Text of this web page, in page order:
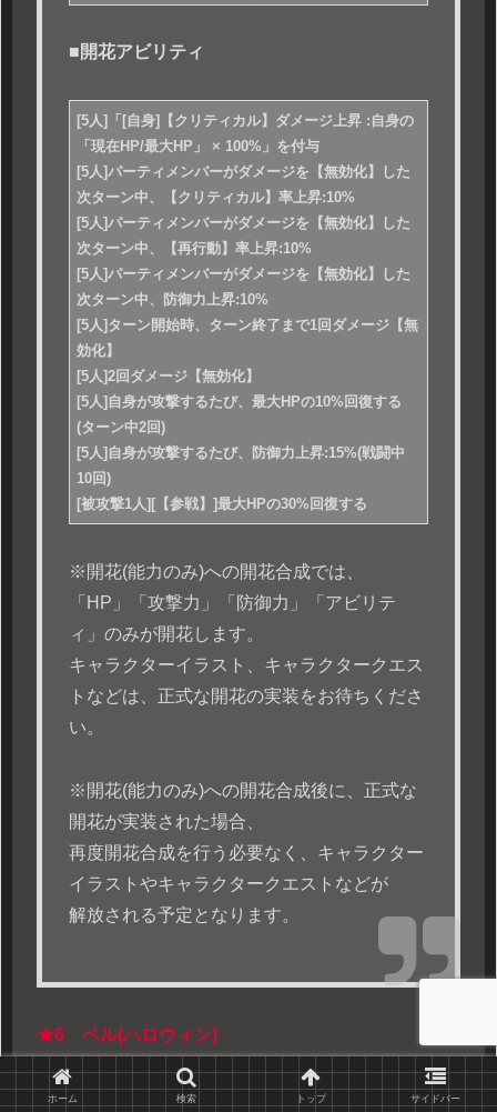
■開花アビリティ
[5人]「[自身]【クリティカル】ダメージ上昇 :自身の
「現在HP/最大HP」 × 100%」を付与
[5人]パーティメンバーがダメージを【無効化】した
次ターン中、【クリティカル】率上昇:10%
[5人]パーティメンバーがダメージを【無効化】した
次ターン中、【再行動】率上昇:10%
[5人]パーティメンバーがダメージを【無効化】した
次ターン中、防御力上昇:10%
[5人]ターン開始時、ターン終了まで1回ダメージ【無
効化】
[5人]2回ダメージ【無効化】
[5人]自身が攻撃するたび、最大HPの10%回復する
(ターン中2回)
[5人]自身が攻撃するたび、防御力上昇:15%(戦闘中
10回)
[被攻撃1人][【参戦】]最大HPの30%回復する
※開花(能力のみ)への開花合成では、
「HP」「攻撃力」「防御力」「アビリテ
ィ」のみが開花します。
キャラクターイラスト、キャラクタークエス
トなどは、正式な開花の実装をお待ちくださ
い。
※開花(能力のみ)への開花合成後に、正式な
開花が実装された場合、
再度開花合成を行う必要なく、キャラクター
イラストやキャラクタークエストなどが
解放される予定となります。
★6 ベル(ハロウィン)
ホーム 検索 トップ サイドバー